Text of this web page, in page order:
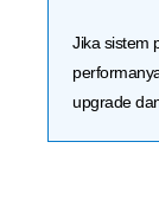
Jika sistem
upgrade